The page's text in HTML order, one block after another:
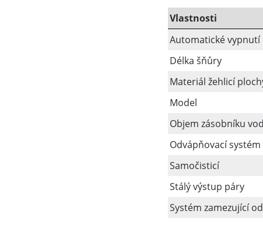
Vlastnosti
Automatické vypnutí
Délka šňůry
Materiál žehlicí
Model
Objem zásobníku
Odvápňovací systém
Samočisticí
Stálý výstup páry
Systém zamezující